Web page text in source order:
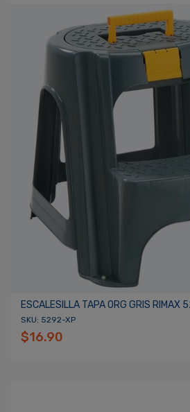
ESCALESILLA TAPA ORG GRIS RIMAX
SKU: 5292-XP
$16.90